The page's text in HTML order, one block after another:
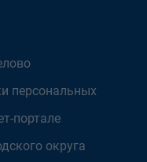
персональных
портале
округа